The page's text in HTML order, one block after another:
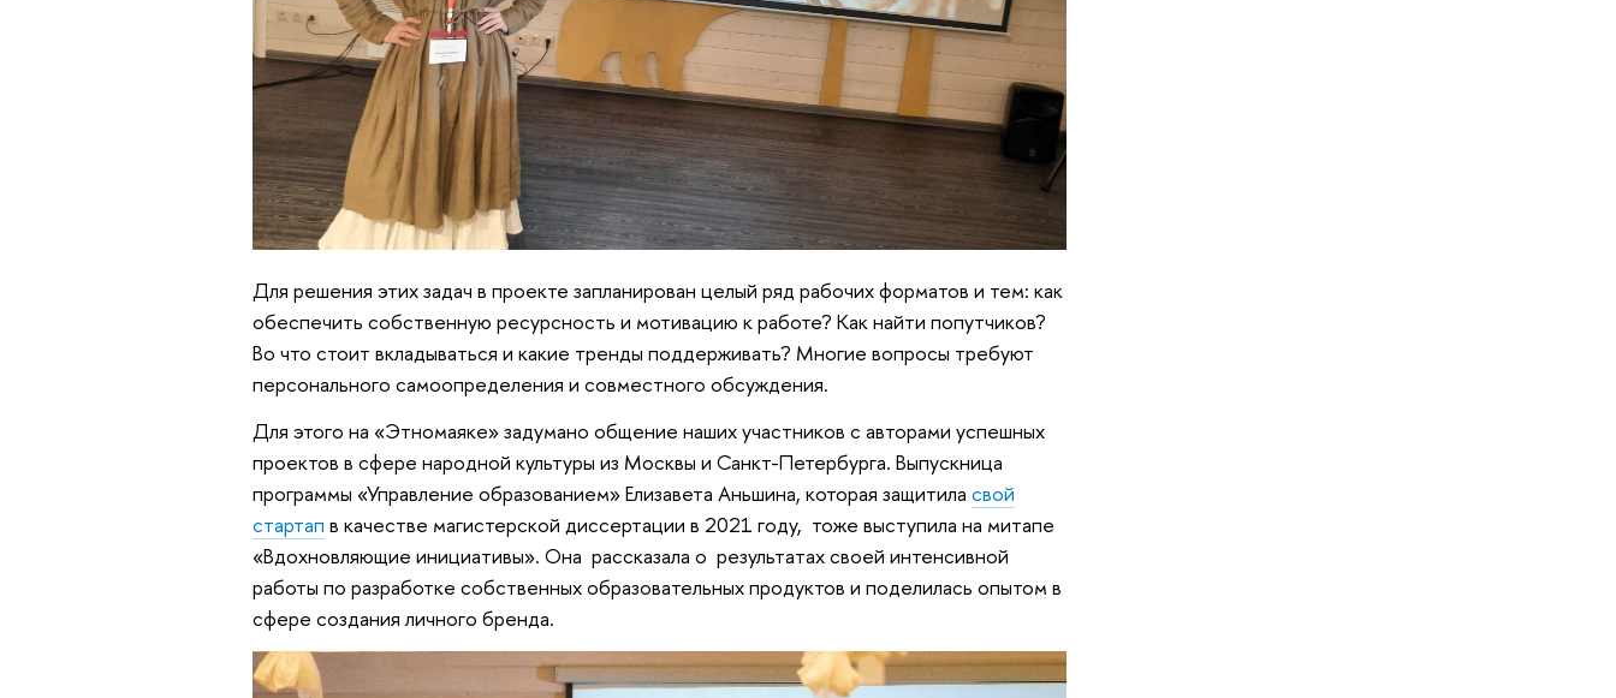
Для решения этих задач в проекте запланирован целый ряд рабочих форматов и тем: как
обеспечить собственную ресурсность и мотивацию к работе? Как найти попутчиков?
Во что стоит вкладываться и какие тренды поддерживать? Многие вопросы требуют
персонального самоопределения и совместного обсуждения.
Для этого на «Этномаяке» задумано общение наших участников с авторами успешных
проектов в сфере народной культуры из Москвы и Санкт-Петербурга. Выпускница
программы «Управление образованием» Елизавета Аньшина, которая защитила свой
стартап в качестве магистерской диссертации в 2021 году, тоже выступила на митапе
«Вдохновляющие инициативы». Она рассказала о результатах своей интенсивной
работы по разработке собственных образовательных продуктов и поделилась опытом в
сфере создания личного бренда.